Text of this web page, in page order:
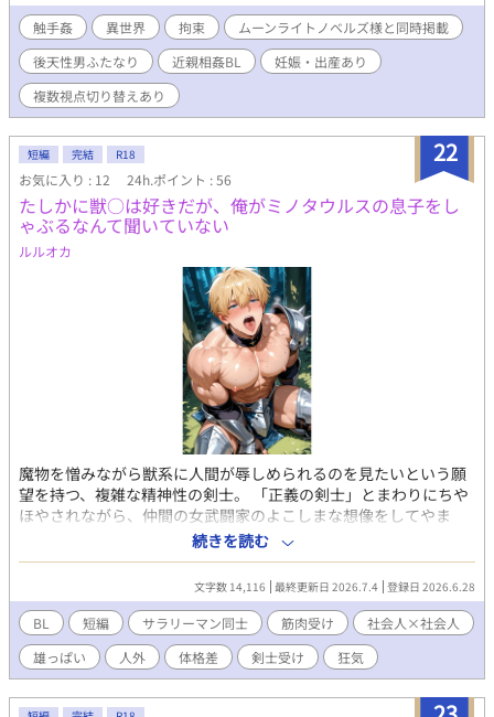
触手姦 異世界 拘束
ムーンライトノベルズ様と同時掲載
後天性男ふたなり
近親相姦BL
妊娠・出産あり
複数視点切り替えあり
22
短編 完結 R18
お気に入り : 12 24h.ポイント : 56
たしかに獣○は好きだが、俺がミノタウルスの息子をし
ゃぶるなんて聞いていない
ルルオカ
魔物を憎みながら獣系に人間が辱しめられるのを見たいという願
望を持つ、複雑な精神性の剣士。 「正義の剣士」とまわりにちや
ほやされながら、仲間の女武闘家のよこしまな想像をしてやま
ず、でも、蓋を開いてみたらターゲットは自分で・・？ ファンタ
ジーもののBL小説です。R18。
続きを読む
文字数 14,116 最終更新日 2026.7.4 登録日 2026.6.28
BL 短編 サラリーマン同士 筋肉受け
社会人×社会人
雄っぱい
人外 体格差 剣士受け 狂気